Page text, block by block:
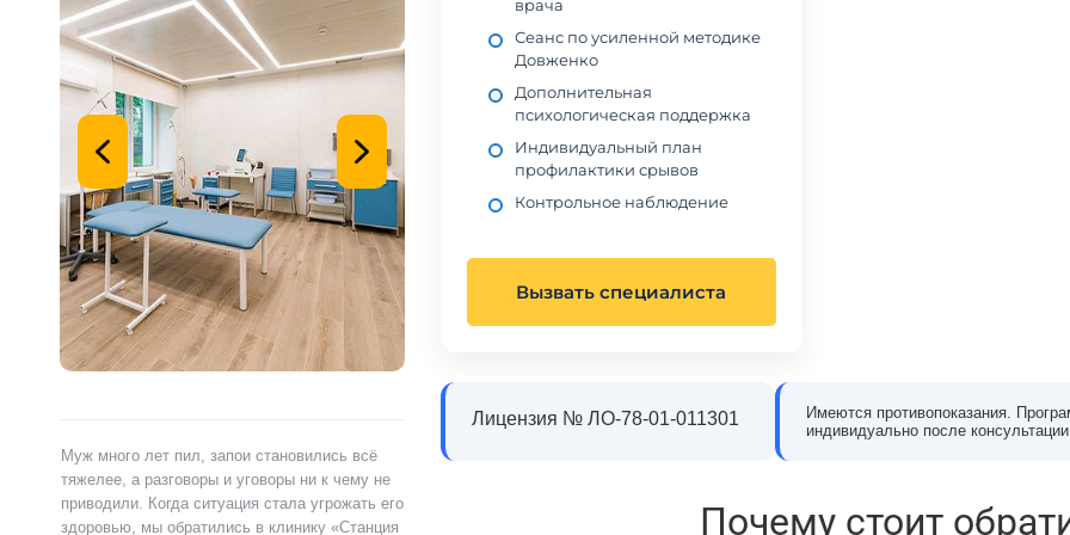
Муж много лет пил, запои становились всё
тяжелее, а разговоры и уговоры ни к чему не
приводили. Когда ситуация стала угрожать его
здоровью, мы обратились в клинику «Станция
Я сам обратился в наркологическую клинику
полностью контролирует мою жизнь. Было
Обращались в частный наркологический
наркотиков. Мы были в отчаянии и не
понимали, как правильно помочь. В клинике
врача
Сеанс по усиленной методике
Довженко
Дополнительная
психологическая поддержка
Индивидуальный план
профилактики срывов
Контрольное наблюдение
Вызвать специалиста
Лицензия № ЛО-78-01-011301
Имеются противопоказания.
индивидуально после
Почему стоит